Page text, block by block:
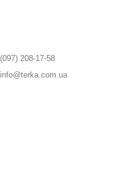
(097) 208-17-58
info@terka.com.ua